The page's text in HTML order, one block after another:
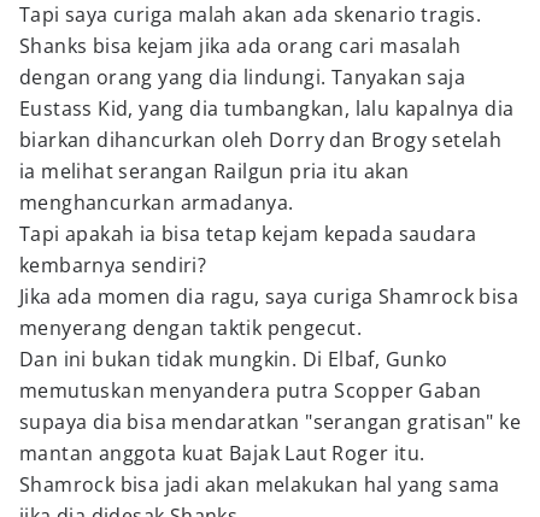
Tapi saya curiga malah akan ada skenario tragis.
Shanks bisa kejam jika ada orang cari masalah
dengan orang yang dia lindungi. Tanyakan saja
Eustass Kid, yang dia tumbangkan, lalu kapalnya dia
biarkan dihancurkan oleh Dorry dan Brogy setelah
ia melihat serangan Railgun pria itu akan
menghancurkan armadanya.
Tapi apakah ia bisa tetap kejam kepada saudara
kembarnya sendiri?
Jika ada momen dia ragu, saya curiga Shamrock bisa
menyerang dengan taktik pengecut.
Dan ini bukan tidak mungkin. Di Elbaf, Gunko
memutuskan menyandera putra Scopper Gaban
supaya dia bisa mendaratkan "serangan gratisan" ke
mantan anggota kuat Bajak Laut Roger itu.
Shamrock bisa jadi akan melakukan hal yang sama